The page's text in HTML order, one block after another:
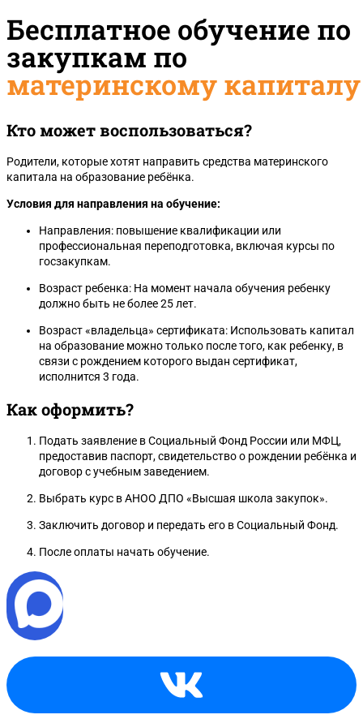
Бесплатное обучение по
закупкам по
материнскому капиталу
Кто может воспользоваться?
Родители, которые хотят направить средства материнского
капитала на образование ребёнка.
Условия для направления на обучение:
Направления: повышение квалификации или
профессиональная переподготовка, включая курсы по
госзакупкам.
Возраст ребенка: На момент начала обучения ребенку
должно быть не более 25 лет.
Возраст «владельца» сертификата: Использовать капитал
на образование можно только после того, как ребенку, в
связи с рождением которого выдан сертификат,
исполнится 3 года.
Как оформить?
Подать заявление в Социальный Фонд России или МФЦ,
предоставив паспорт, свидетельство о рождении ребёнка и
договор с учебным заведением.
Выбрать курс в АНОО ДПО «Высшая школа закупок».
Заключить договор и передать его в Социальный Фонд.
После оплаты начать обучение.